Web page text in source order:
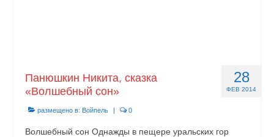
28
ФЕВ 2014
Панюшкин Никита, сказка
«Волшебный сон»
размещено в: Войпель | 0
Волшебный сон Однажды в пещере уральских гор